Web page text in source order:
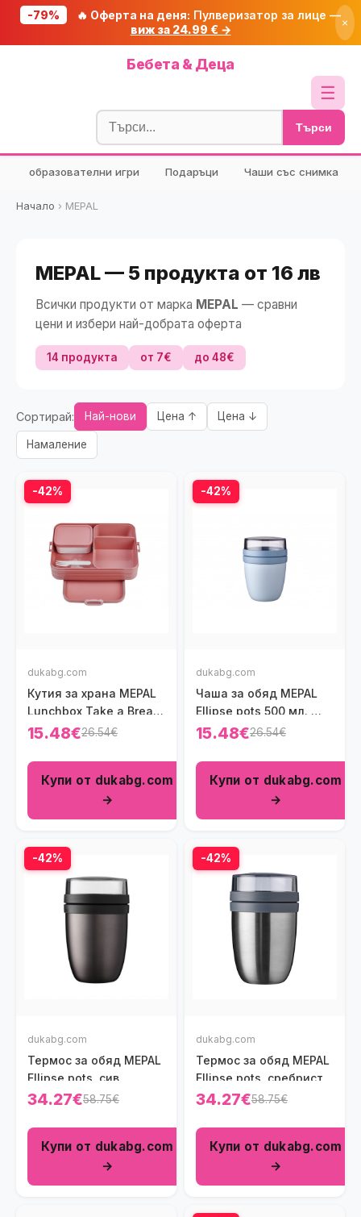
-79% 🔥 Оферта на деня: Пулверизатор за лице —
виж за 24.99 € →
×
Бебета & Деца
☰
Блог
🧮 Калкулатори
🔍 Намери продукт
Търси
образователни игри Подаръци Чаши със снимка
Начало › MEPAL
MEPAL — 5 продукта от 16 лв
Всички продукти от марка MEPAL — сравни
цени и избери най-добрата оферта
14 продукта от 7€ до 48€
Сортирай: Най-нови Цена ↑ Цена ↓
Намаление
-42%
dukabg.com
Кутия за храна MEPAL
Lunchbox Take a Break,
розов
15.48€26.54€
Купи от dukabg.com
→
-42%
dukabg.com
Чаша за обяд MEPAL
Ellipse pots 500 мл.,
син
15.48€26.54€
Купи от dukabg.com
→
-42%
dukabg.com
Термос за обяд MEPAL
Ellipse pots, сив
34.27€58.75€
Купи от dukabg.com
→
-42%
dukabg.com
Термос за обяд MEPAL
Ellipse pots, сребрист
34.27€58.75€
Купи от dukabg.com
→